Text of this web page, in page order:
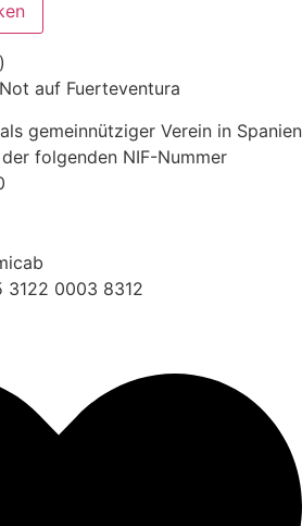
auf Fuerteventura
gemeinnütziger Verein in Spanien
folgenden NIF-Nummer
3122 0003 8312